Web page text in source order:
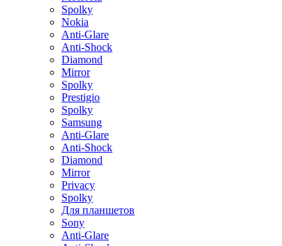
Spolky
Nokia
Anti-Glare
Anti-Shock
Diamond
Mirror
Spolky
Prestigio
Spolky
Samsung
Anti-Glare
Anti-Shock
Diamond
Mirror
Privacy
Spolky
Для планшетов
Sony
Anti-Glare